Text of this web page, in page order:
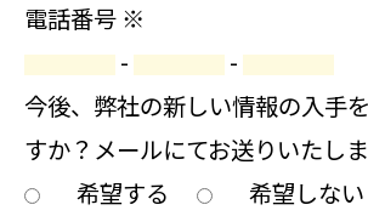
電話番号 ※
-
-
今後、弊社の新しい情報の入手
すか？メールにてお送りいたしま
希望する
希望しない